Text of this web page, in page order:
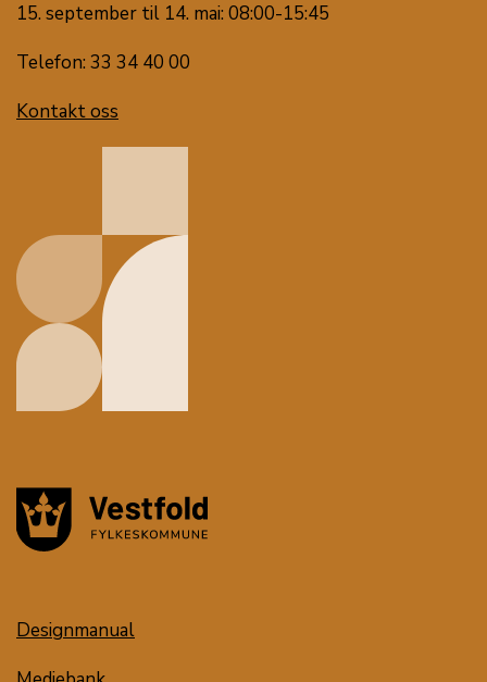
15. september til 14. mai: 08:00-15:45
Telefon: 33 34 40 00
Kontakt oss
Designmanual